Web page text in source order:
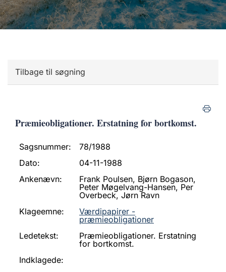
Tilbage til søgning
Præmieobligationer. Erstatning for bortkomst.
Sagsnummer:
78/1988
Dato:
04-11-1988
Ankenævn:
Frank Poulsen, Bjørn Bogason,
Peter Møgelvang-Hansen, Per
Overbeck, Jørn Ravn
Klageemne:
Værdipapirer -
præmieobligationer
Ledetekst:
Præmieobligationer. Erstatning
for bortkomst.
Indklagede: